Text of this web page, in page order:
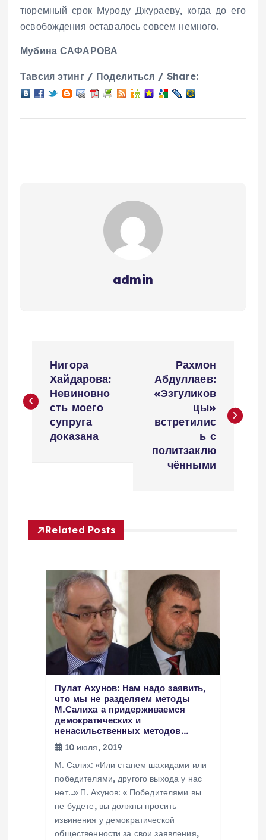
тюремный срок Муроду Джураеву, когда до его
освобождения оставалось совсем немного.
Мубина САФАРОВА
Тавсия этинг / Поделиться / Share:
admin
в
ц
Нигора
Хайдарова:
Невиновно
сть моего
супруга
доказана
Рахмон
Абдуллаев:
«Эзгуликов
цы»
встретилис
ь с
политзаклю
чёнными
Related Posts
Пулат Ахунов: Нам надо заявить,
что мы не разделяем методы
М.Салиха а придерживаемся
демократических и
ненасильственных методов…
10 июля, 2019
М. Салих: «Или станем шахидами или
победителями, другого выхода у нас
нет…» П. Ахунов: « Победителями вы
не будете, вы должны просить
извинения у демократической
общественности за свои заявления,